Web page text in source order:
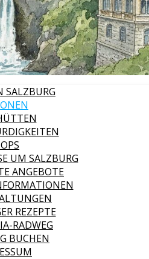
SALZBURG
UM SALZBURG
ANGEBOTE
REZEPTE
RADWEG
BUCHEN